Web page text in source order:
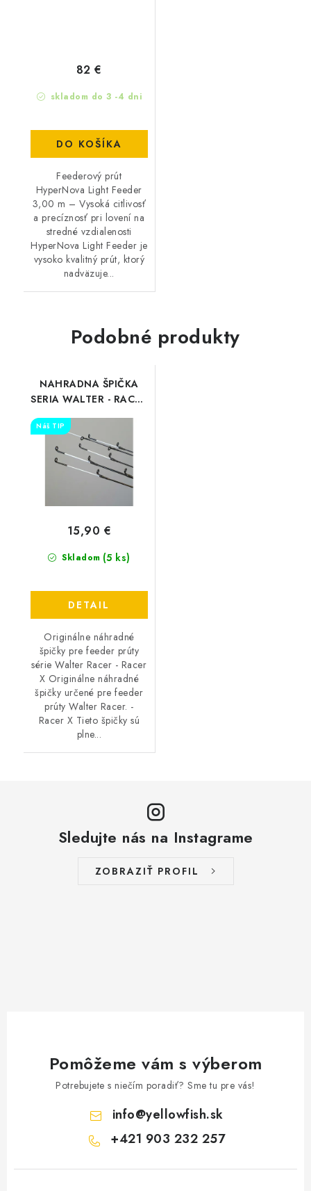
skladom do 3 -4 dni
82 €
DO KOŠÍKA
Feederový prút
HyperNova Light Feeder
3,00 m – Vysoká citlivosť
a precíznosť pri lovení na
stredné vzdialenosti
HyperNova Light Feeder je
vysoko kvalitný prút, ktorý
nadväzuje...
Podobné produkty
NAHRADNA ŠPIČKA
SERIA WALTER - RACER
-RACER X-HYPERNOVA-
SUPERNOVA
Náš TIP
Skladom (5 ks)
15,90 €
DETAIL
Originálne náhradné
špičky pre feeder prúty
série Walter Racer - Racer
X Originálne náhradné
špičky určené pre feeder
prúty Walter Racer. -
Racer X Tieto špičky sú
plne...
Sledujte nás na Instagrame
ZOBRAZIŤ PROFIL
Pomôžeme vám s výberom
Potrebujete s niečím poradiť? Sme tu pre vás!
info@yellowfish.sk
+421 903 232 257